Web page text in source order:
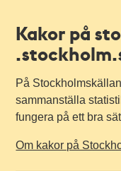
Kakor på
På
sammanställa
fungera på ett bra
Om kakor på